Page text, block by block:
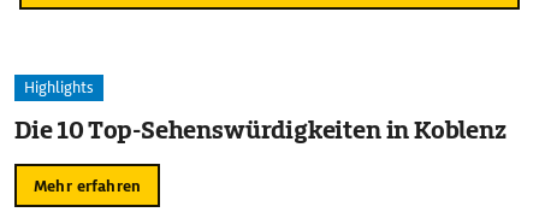
Highlights
Die 10 Top-Sehenswürdigkeiten in Koblenz
Mehr erfahren